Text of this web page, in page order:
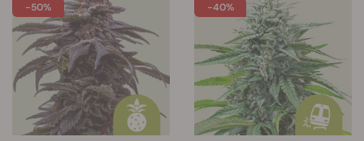
-50% -40%